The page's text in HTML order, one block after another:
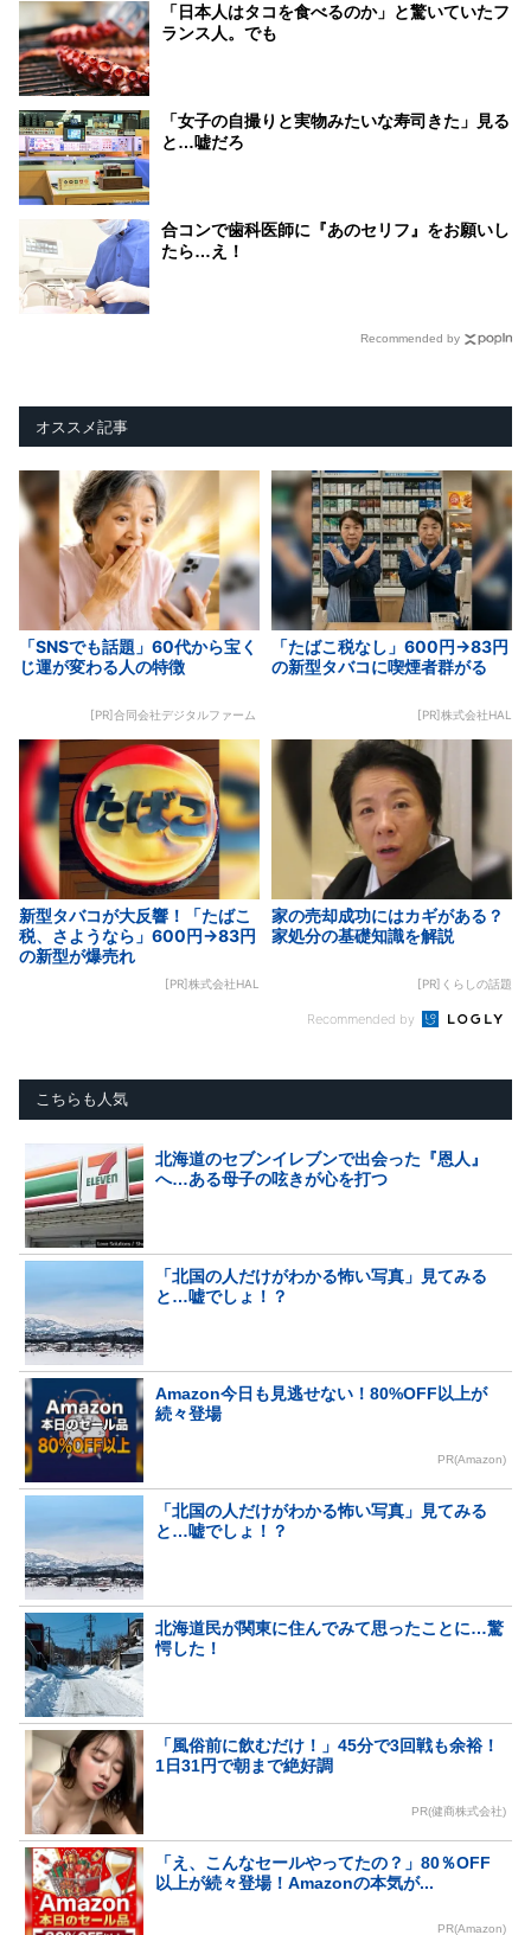
「日本人はタコを食べるのか」と驚いていたフ
ランス人。でも
「女子の自撮りと実物みたいな寿司きた」見る
と…嘘だろ
合コンで歯科医師に『あのセリフ』をお願いし
たら…え！
Recommended by
オススメ記事
「SNSでも話題」60代から宝く
じ運が変わる人の特徴
[PR]合同会社デジタルファーム
「たばこ税なし」600円→83円
の新型タバコに喫煙者群がる
[PR]株式会社HAL
新型タバコが大反響！「たばこ
税、さようなら」600円→83円
の新型が爆売れ
[PR]株式会社HAL
家の売却成功にはカギがある？
家処分の基礎知識を解説
[PR]くらしの話題
Recommended by
こちらも人気
北海道のセブンイレブンで出会った『恩人』
へ…ある母子の呟きが心を打つ
「北国の人だけがわかる怖い写真」見てみる
と…嘘でしょ！？
Amazon今日も見逃せない！80%OFF以上が
続々登場
PR(Amazon)
「北国の人だけがわかる怖い写真」見てみる
と…嘘でしょ！？
北海道民が関東に住んでみて思ったことに…驚
愕した！
「風俗前に飲むだけ！」45分で3回戦も余裕！
1日31円で朝まで絶好調
PR(健商株式会社)
「え、こんなセールやってたの？」80％OFF
以上が続々登場！Amazonの本気が...
PR(Amazon)